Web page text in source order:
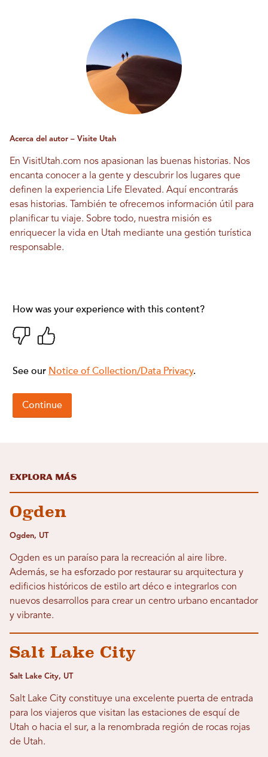
Acerca del autor – Visite Utah
En VisitUtah.com nos apasionan las buenas historias. Nos
encanta conocer a la gente y descubrir los lugares que
definen la experiencia Life Elevated. Aquí encontrarás
esas historias. También te ofrecemos información útil para
planificar tu viaje. Sobre todo, nuestra misión es
enriquecer la vida en Utah mediante una gestión turística
responsable.
Explora más
Ogden
Ogden, UT
Ogden es un paraíso para la recreación al aire libre.
Además, se ha esforzado por restaurar su arquitectura y
edificios históricos de estilo art déco e integrarlos con
nuevos desarrollos para crear un centro urbano encantador
y vibrante.
Salt Lake City
Salt Lake City, UT
Salt Lake City constituye una excelente puerta de entrada
para los viajeros que visitan las estaciones de esquí de
Utah o hacia el sur, a la renombrada región de rocas rojas
de Utah.